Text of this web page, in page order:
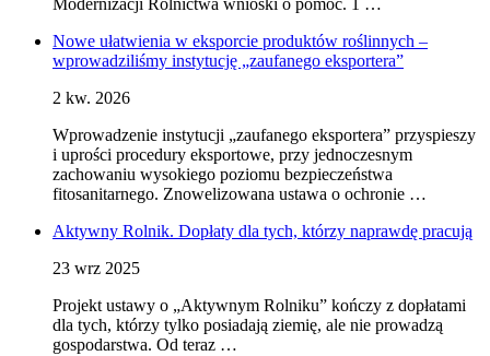
Modernizacji Rolnictwa wnioski o pomoc. 1 …
Nowe ułatwienia w eksporcie produktów roślinnych –
wprowadziliśmy instytucję „zaufanego eksportera”
2 kw. 2026
Wprowadzenie instytucji „zaufanego eksportera” przyspieszy
i uprości procedury eksportowe, przy jednoczesnym
zachowaniu wysokiego poziomu bezpieczeństwa
fitosanitarnego. Znowelizowana ustawa o ochronie …
Aktywny Rolnik. Dopłaty dla tych, którzy naprawdę pracują
23 wrz 2025
Projekt ustawy o „Aktywnym Rolniku” kończy z dopłatami
dla tych, którzy tylko posiadają ziemię, ale nie prowadzą
gospodarstwa. Od teraz …